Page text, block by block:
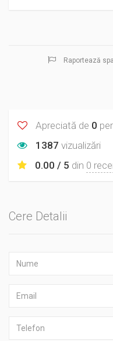
Raportează
Apreciată de 0
1387 vizualizări
0.00 / 5 din 0
Cere Detalii